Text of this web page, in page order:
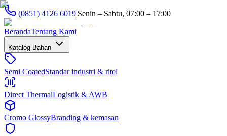
(0851) 4126 6019|Senin – Sabtu, 07:00 – 17:00
BerandaTentang Kami
Katalog Bahan
Semi CoatedStandar industri & ritel
Direct ThermalLogistik & AWB
Cromo GlossyBranding & kemasan